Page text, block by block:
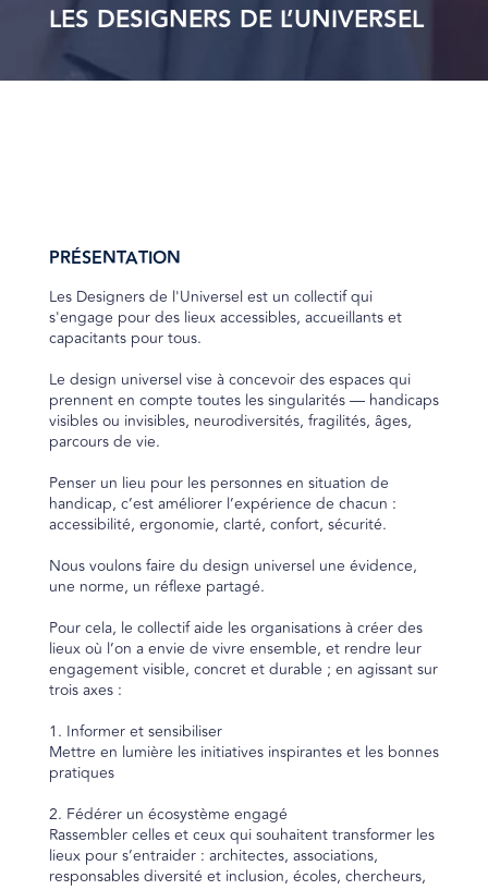
LES DESIGNERS DE L’UNIVERSEL
PRÉSENTATION
Les Designers de l'Universel est un collectif qui
s'engage pour des lieux accessibles, accueillants et
capacitants pour tous.
Le design universel vise à concevoir des espaces qui
prennent en compte toutes les singularités — handicaps
visibles ou invisibles, neurodiversités, fragilités, âges,
parcours de vie.
Penser un lieu pour les personnes en situation de
handicap, c’est améliorer l’expérience de chacun :
accessibilité, ergonomie, clarté, confort, sécurité.
Nous voulons faire du design universel une évidence,
une norme, un réflexe partagé.
Pour cela, le collectif aide les organisations à créer des
lieux où l’on a envie de vivre ensemble, et rendre leur
engagement visible, concret et durable ; en agissant sur
trois axes :
1. Informer et sensibiliser
Mettre en lumière les initiatives inspirantes et les bonnes
pratiques
2. Fédérer un écosystème engagé
Rassembler celles et ceux qui souhaitent transformer les
lieux pour s’entraider : architectes, associations,
responsables diversité et inclusion, écoles, chercheurs,